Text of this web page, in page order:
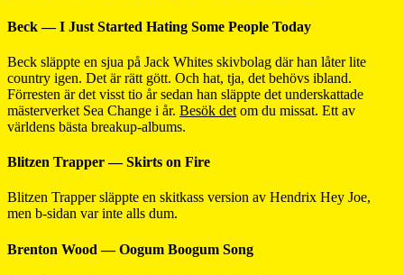
Beck — I Just Started Hating Some People Today
Beck släppte en sjua på Jack Whites skivbolag där han låter lite
country igen. Det är rätt gött. Och hat, tja, det behövs ibland.
Förresten är det visst tio år sedan han släppte det underskattade
mästerverket Sea Change i år. Besök det om du missat. Ett av
världens bästa breakup-albums.
Blitzen Trapper — Skirts on Fire
Blitzen Trapper släppte en skitkass version av Hendrix Hey Joe,
men b-sidan var inte alls dum.
Brenton Wood — Oogum Boogum Song